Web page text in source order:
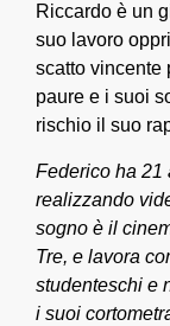
Riccardo è un
suo lavoro
scatto vincente
paure e i suoi
rischio il suo
Federico ha 21
realizzando
sogno è il
Tre, e lavora
studenteschi e
i suoi